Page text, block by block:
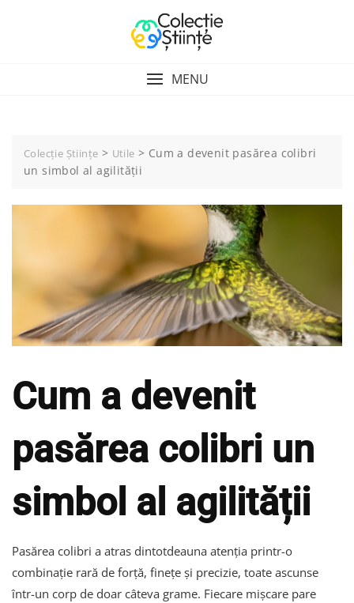
MENU
Colecție Științe > Utile > Cum a devenit pasărea colibri
un simbol al agilității
Cum a devenit
pasărea colibri un
simbol al agilității
Pasărea colibri a atras dintotdeauna atenția printr-o
combinație rară de forță, finețe și precizie, toate ascunse
într-un corp de doar câteva grame. Fiecare mișcare pare